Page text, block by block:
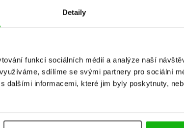
Detaily
funkcí sociálních médií a analýze naší
sdílíme se svými partnery pro sociální
dalšími informacemi, které jim byly poskytnuty,
recenzi mohou vkládat pouze registrovaní